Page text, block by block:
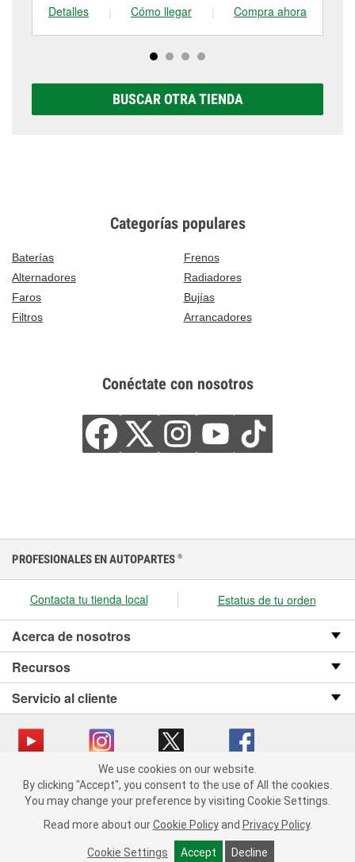
Detalles
| Cómo llegar | Compra ahora
BUSCAR OTRA TIENDA
Categorías populares
Baterías
Frenos
Alternadores
Radiadores
Faros
Bujías
Filtros
Arrancadores
Conéctate con nosotros
We use cookies on our website. By clicking "Accept", you consent
to the use of All the cookies.
You may change your preference by visiting Cookie Settings.
Read more about our Cookie Policy and Privacy Policy.
Cookie Settings Accept Decline
PROFESIONALES EN AUTOPARTES ®
Contacta tu tienda local Estatus de tu orden
Acerca de nosotros
Recursos
Servicio al cliente
Copyright © 2008-2026 O’Reilly Auto Parts v OST_3.2.0.0.729 (3) cv1361
catalog_main
Política de privacidad
Ley de transparencia en las cadenas de suministro
We use cookies on our website.
By clicking "Accept", you consent to the use of All the cookies.
You may change your preference by visiting Cookie Settings.
Read more about our Cookie Policy and Privacy Policy.
Cookie Settings Accept Decline